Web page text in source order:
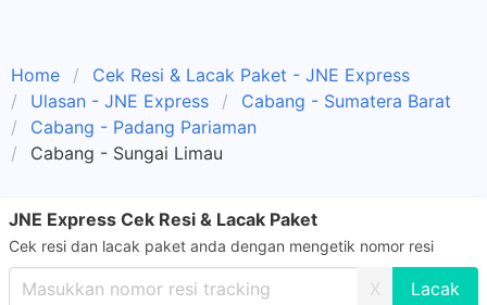
Home
Cek Resi & Lacak Paket - JNE Express
Ulasan - JNE Express
Cabang - Sumatera Barat
Cabang - Padang Pariaman
Cabang - Sungai Limau
JNE Express Cek Resi & Lacak Paket
Cek resi dan lacak paket anda dengan mengetik nomor resi
X